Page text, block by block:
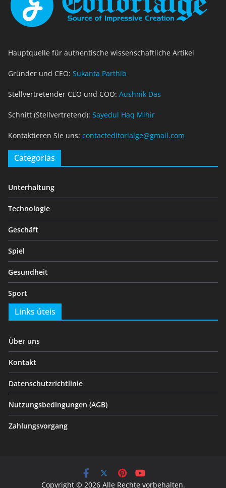
Hauptquelle für authentische wissenschaftliche Artikel
Gründer und CEO: Sukanta Parthib
Stellvertretender CEO und COO: Aushnik Das
Schnitt (Stellvertretend): Sayedul Haq Mihir
Kontaktieren Sie uns: contacteditorialge@gmail.com
Categorias
Unterhaltung
Technologie
Geschäft
Spiel
Gesundheit
Sport
Links úteis
Über uns
Kontakt
Datenschutzrichtlinie
Nutzungsbedingungen (AGB)
Zahlungsvorgang
Copyright © 2026 Alle Rechte vorbehalten.